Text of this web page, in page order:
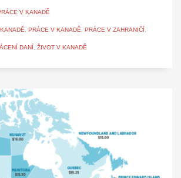
V KANADĚ
, PRÁCE V KANADĚ, PRÁCE V ZAHRANIČÍ,
DANÍ, ŽIVOT V KANADĚ